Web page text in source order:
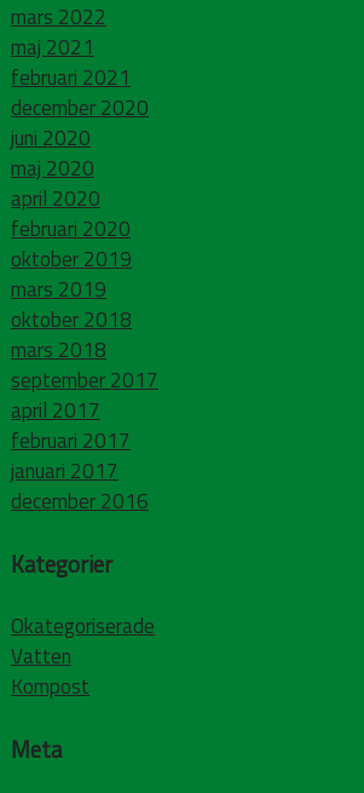
mars 2022
maj 2021
februari 2021
december 2020
juni 2020
maj 2020
april 2020
februari 2020
oktober 2019
mars 2019
oktober 2018
mars 2018
september 2017
april 2017
februari 2017
januari 2017
december 2016
Kategorier
Okategoriserade
Vatten
Kompost
Meta